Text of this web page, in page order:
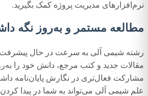
نرم‌افزارهای مدیریت پروژه کمک بگیرید.
مطالعه مستمر و به‌روز نگه
رشته شیمی آلی به سرعت در حال پیشرفت
مقالات جدید و کتب مرجع، دانش خود را به‌روز
مشارکت فعال‌تری در نگارش پایان‌نامه
علم شیمی آلی می‌تواند به شما در پیدا